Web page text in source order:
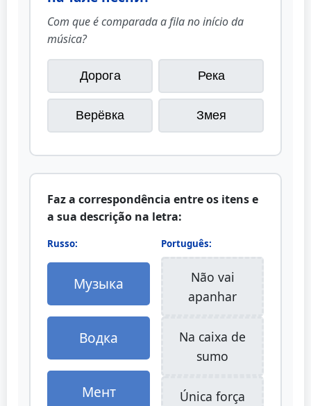
Com que é comparada a fila no início da
música?
Дорога Река
Верёвка Змея
Faz a correspondência entre os itens e
a sua descrição na letra:
Russo:
Музыка
Водка
Мент
Português:
Não vai
apanhar
Na caixa de
sumo
Única força